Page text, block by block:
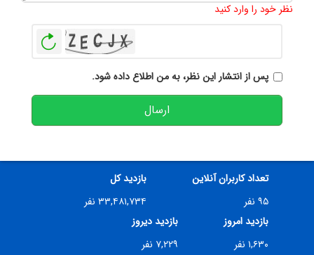
نظر خود را وارد کنید
پس از انتشار این نظر، به من اطلاع داده شود.
ارسال
تعداد کاربران آنلاین
۹۵ نفر
بازدید کل
۳۳,۴۸۱,۷۳۴ نفر
بازدید امروز
۱,۶۳۰ نفر
بازدید دیروز
۷,۲۲۹ نفر